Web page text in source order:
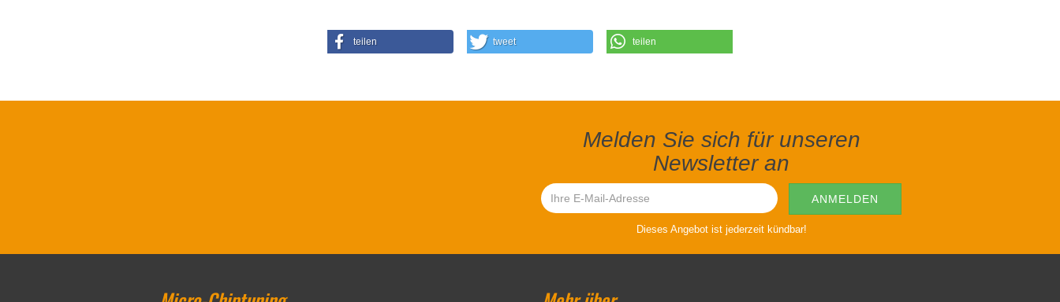
teilen tweet teilen
Melden Sie sich für unseren
Newsletter an
Dieses Angebot ist jederzeit kündbar!